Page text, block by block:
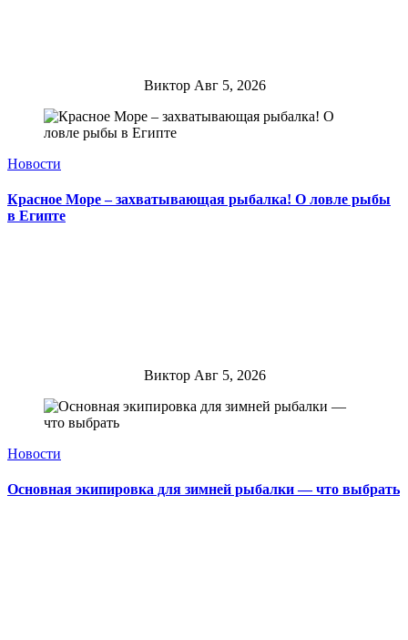
Виктор Авг 5, 2026
Новости
Красное Море – захватывающая рыбалка! О ловле рыбы
в Египте
Виктор Авг 5, 2026
Новости
Основная экипировка для зимней рыбалки — что выбрать